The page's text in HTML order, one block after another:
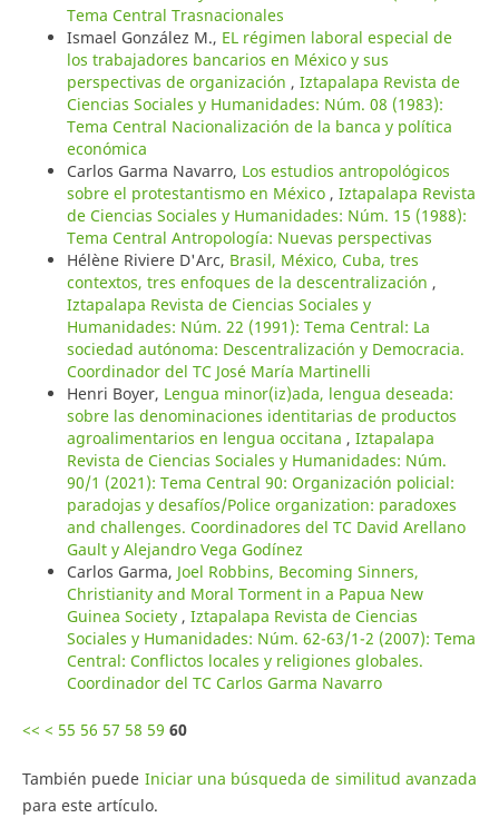
Tema Central Trasnacionales
Ismael González M., EL régimen laboral especial de
los trabajadores bancarios en México y sus
perspectivas de organización , Iztapalapa Revista de
Ciencias Sociales y Humanidades: Núm. 08 (1983):
Tema Central Nacionalización de la banca y política
económica
Carlos Garma Navarro, Los estudios antropológicos
sobre el protestantismo en México , Iztapalapa Revista
de Ciencias Sociales y Humanidades: Núm. 15 (1988):
Tema Central Antropología: Nuevas perspectivas
Hélène Riviere D'Arc, Brasil, México, Cuba, tres
contextos, tres enfoques de la descentralización ,
Iztapalapa Revista de Ciencias Sociales y
Humanidades: Núm. 22 (1991): Tema Central: La
sociedad autónoma: Descentralización y Democracia.
Coordinador del TC José María Martinelli
Henri Boyer, Lengua minor(iz)ada, lengua deseada:
sobre las denominaciones identitarias de productos
agroalimentarios en lengua occitana , Iztapalapa
Revista de Ciencias Sociales y Humanidades: Núm.
90/1 (2021): Tema Central 90: Organización policial:
paradojas y desafíos/Police organization: paradoxes
and challenges. Coordinadores del TC David Arellano
Gault y Alejandro Vega Godínez
Carlos Garma, Joel Robbins, Becoming Sinners,
Christianity and Moral Torment in a Papua New
Guinea Society , Iztapalapa Revista de Ciencias
Sociales y Humanidades: Núm. 62-63/1-2 (2007): Tema
Central: Conflictos locales y religiones globales.
Coordinador del TC Carlos Garma Navarro
<< < 55 56 57 58 59 60
También puede Iniciar una búsqueda de similitud avanzada
para este artículo.